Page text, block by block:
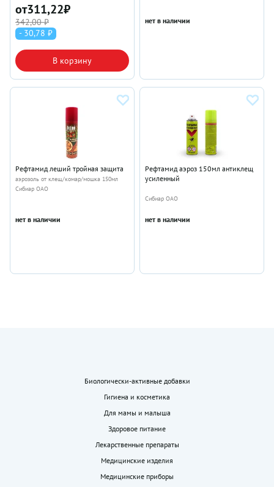
от311,22₽
342,00 ₽
- 30,78 ₽
В корзину
нет в наличии
Рефтамид леший тройная защита
аэрозоль от клещ/комар/мошка 150мл
Сибиар ОАО
нет в наличии
Рефтамид аэроз 150мл антиклещ
усиленный
Сибиар ОАО
нет в наличии
Биологически-активные добавки
Гигиена и косметика
Для мамы и малыша
Здоровое питание
Лекарственные препараты
Медицинские изделия
Медицинские приборы